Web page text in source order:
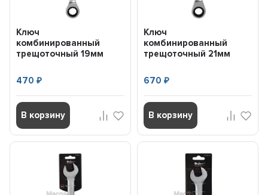
Ключ
комбинированный
трещоточный 19мм
470₽
В корзину
Ключ
комбинированный
трещоточный 21мм
670 ₽
В корзину